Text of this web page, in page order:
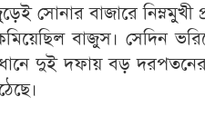
সোনার বাজারে
বাজুস। সেদিন
দুই দফায় বড়